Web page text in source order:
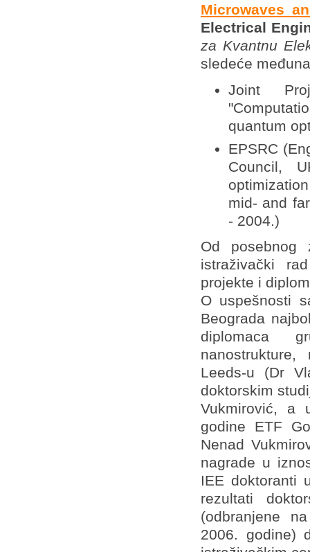
Microwaves
Electrical
za Kvantnu
sledeće
Joint
quantum
EPSRC
Council,
mid- and
- 2004.)
Od
istraživački
projekte i
O uspešnosti
Beograda
diplomaca
Leeds-u (Dr
doktorskim
Vukmirović, a
godine ETF
Nenad
nagrade u
IEE doktoranti
rezultati
(odbranjene
2006. godine)